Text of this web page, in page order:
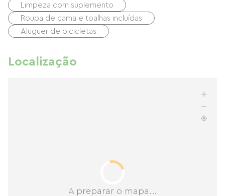
Limpeza com suplemento
Roupa de cama e toalhas incluídas
Aluguer de bicicletas
Localização
A preparar o mapa...